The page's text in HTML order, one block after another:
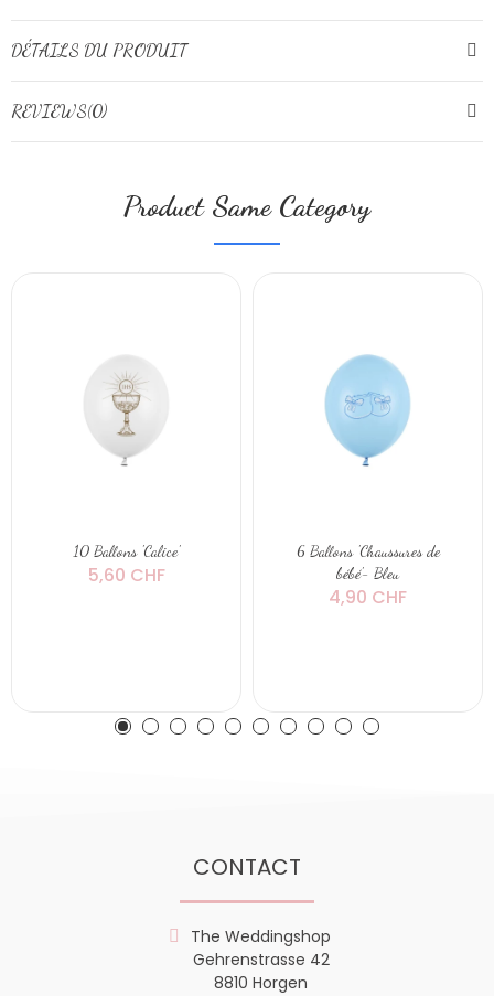
DÉTAILS DU PRODUIT
REVIEWS(0)
Product Same Category
10 Ballons 'Calice'
5,60 CHF
6 Ballons 'Chaussures de
bébé'- Bleu
4,90 CHF
CONTACT
The Weddingshop
Gehrenstrasse 42
8810 Horgen